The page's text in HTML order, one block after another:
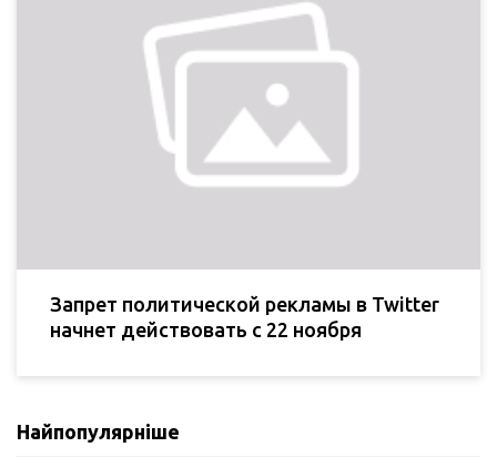
Запрет политической рекламы в Twitter
начнет действовать с 22 ноября
Найпопулярніше